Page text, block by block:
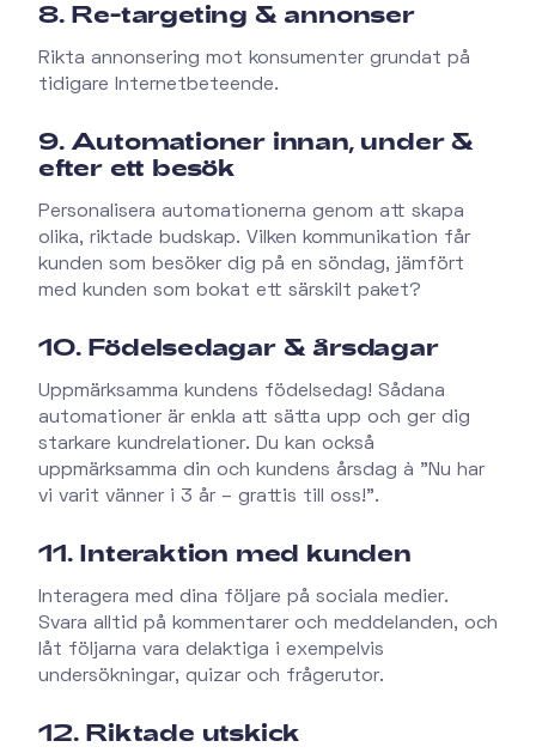
8. Re-targeting & annonser
Rikta annonsering mot konsumenter grundat på
tidigare Internetbeteende.
9. Automationer innan, under &
efter ett besök
Personalisera automationerna genom att skapa
olika, riktade budskap. Vilken kommunikation får
kunden som besöker dig på en söndag, jämfört
med kunden som bokat ett särskilt paket?
10. Födelsedagar & årsdagar
Uppmärksamma kundens födelsedag! Sådana
automationer är enkla att sätta upp och ger dig
starkare kundrelationer. Du kan också
uppmärksamma din och kundens årsdag à "Nu har
vi varit vänner i 3 år – grattis till oss!".
11. Interaktion med kunden
Interagera med dina följare på sociala medier.
Svara alltid på kommentarer och meddelanden, och
låt följarna vara delaktiga i exempelvis
undersökningar, quizar och frågerutor.
12. Riktade utskick